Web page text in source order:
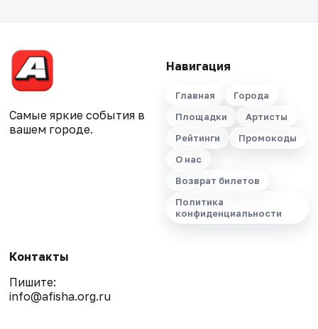
Самые яркие события в
вашем городе.
Навигация
Главная
Города
Площадки
Артисты
Рейтинги
Промокоды
О нас
Возврат билетов
Политика
конфиденциальности
Контакты
Пишите:
info@afisha.org.ru